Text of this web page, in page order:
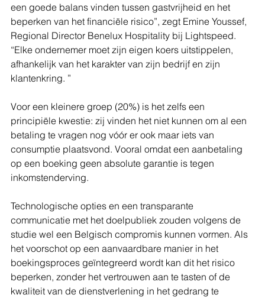
een goede balans vinden tussen gastvrijheid en het
beperken van het financiële risico”, zegt Emine Youssef,
Regional Director Benelux Hospitality bij Lightspeed.
“Elke ondernemer moet zijn eigen koers uitstippelen,
afhankelijk van het karakter van zijn bedrijf en zijn
klantenkring. ”
Voor een kleinere groep (20%) is het zelfs een
principiële kwestie: zij vinden het niet kunnen om al een
betaling te vragen nog vóór er ook maar iets van
consumptie plaatsvond. Vooral omdat een aanbetaling
op een boeking geen absolute garantie is tegen
inkomstenderving.
Technologische opties en een transparante
communicatie met het doelpubliek zouden volgens de
studie wel een Belgisch compromis kunnen vormen. Als
het voorschot op een aanvaardbare manier in het
boekingsproces geïntegreerd wordt kan dit het risico
beperken, zonder het vertrouwen aan te tasten of de
kwaliteit van de dienstverlening in het gedrang te